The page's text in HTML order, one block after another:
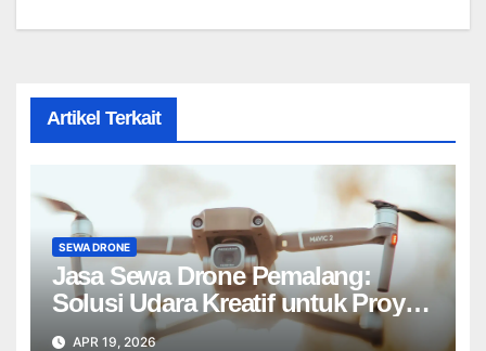
Artikel Terkait
SEWA DRONE
Jasa Sewa Drone Pemalang:
Solusi Udara Kreatif untuk Proyek
Anda Tanpa Batas】
APR 19, 2026